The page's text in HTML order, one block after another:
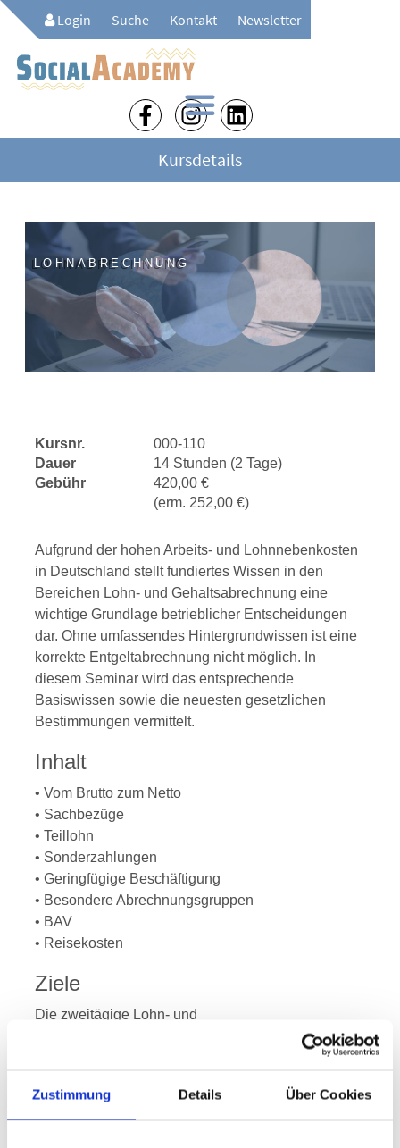
Zustimmung Details Über Cookies
Login Suche Kontakt Newsletter
Kursdetails
LOHNABRECHNUNG
Kursnr.
000-110
Dauer
14 Stunden (2 Tage)
Gebühr
420,00 €
(erm. 252,00 €)
Aufgrund der hohen Arbeits- und Lohnnebenkosten
in Deutschland stellt fundiertes Wissen in den
Bereichen Lohn- und Gehaltsabrechnung eine
wichtige Grundlage betrieblicher Entscheidungen
dar. Ohne umfassendes Hintergrundwissen ist eine
korrekte Entgeltabrechnung nicht möglich. In
diesem Seminar wird das entsprechende
Basiswissen sowie die neuesten gesetzlichen
Bestimmungen vermittelt.
Inhalt
• Vom Brutto zum Netto
• Sachbezüge
• Teillohn
• Sonderzahlungen
• Geringfügige Beschäftigung
• Besondere Abrechnungsgruppen
• BAV
• Reisekosten
Ziele
Die zweitägige Lohn- und
Gehaltsabrechnungsschulung vermittelt das zur
Durchführung der Lohn- und Gehaltsabrechnung
Gesetzesstand im Arbeits-, Lohnsteuer- und
Sozialversicherungsrecht. Im Zentrum stehen dabei